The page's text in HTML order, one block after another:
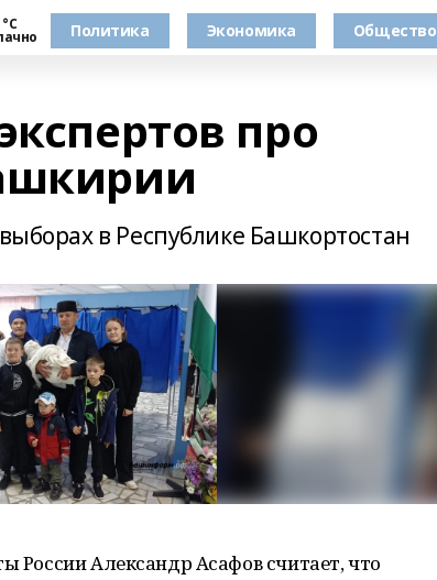
Политика Экономика Общество
про
в Республике Башкортостан
России Александр Асафов считает, что